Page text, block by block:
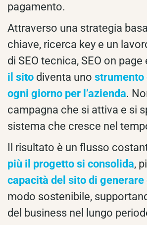
pagamento.
Attraverso una strategia
chiave, ricerca key e un
di SEO tecnica, SEO on
il sito diventa uno strumento
ogni giorno per l’azienda.
campagna che si attiva e si
sistema che cresce nel
Il risultato è un flusso
più il progetto si consolida,
capacità del sito di
modo sostenibile,
del business nel lungo